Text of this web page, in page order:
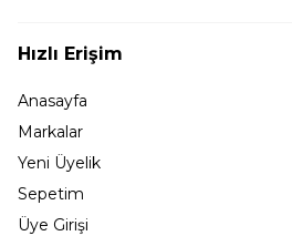
Hızlı Erişim
Anasayfa
Markalar
Yeni Üyelik
Sepetim
Üye Girişi